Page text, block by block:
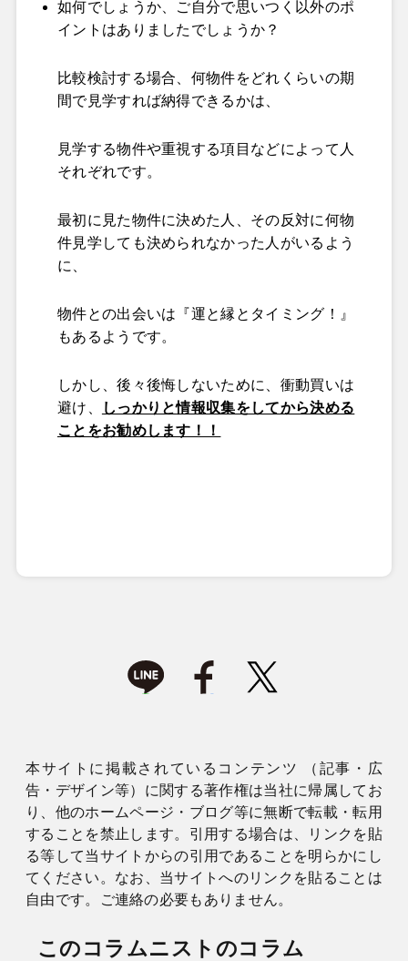
如何でしょうか、ご自分で思いつく以外のポ
イントはありましたでしょうか？
比較検討する場合、何物件をどれくらいの期
間で見学すれば納得できるかは、
見学する物件や重視する項目などによって人
それぞれです。
最初に見た物件に決めた人、その反対に何物
件見学しても決められなかった人がいるよう
に、
物件との出会いは『運と縁とタイミング！』
もあるようです。
しかし、後々後悔しないために、衝動買いは
避け、
しっかりと情報収集をしてから決める
ことをお勧めします！！
本サイトに掲載されているコンテンツ （記事・広
告・デザイン等）に関する著作権は当社に帰属してお
り、他のホームページ・ブログ等に無断で転載・転用
することを禁止します。引用する場合は、リンクを貼
る等して当サイトからの引用であることを明らかにし
てください。なお、当サイトへのリンクを貼ることは
自由です。ご連絡の必要もありません。
このコラムニストのコラム